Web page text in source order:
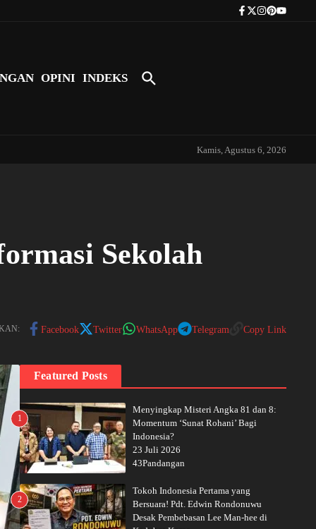
Tokoh Indonesia Pertama yang
OPINI INDEKS
Kamis, Agustus 6, 2026
Sekolah
Facebook Twitter WhatsApp Telegram Copy Link
Featured Posts
1
Menyingkap Misteri Angka 81 dan 8:
Momentum ‘Sunat Rohani’ Bagi
Indonesia?
23 Juli 2026
43Pandangan
2
Tokoh Indonesia Pertama yang
Bersuara! Pdt. Edwin Rondonuwu
Desak Pembebasan Lee Man-hee di